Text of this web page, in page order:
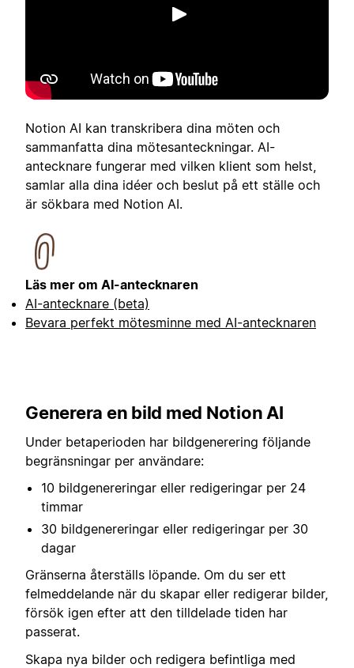
Spela upp
Notion AI kan transkribera dina möten och
sammanfatta dina mötesanteckningar. AI-
antecknare fungerar med vilken klient som helst,
samlar alla dina idéer och beslut på ett ställe och
är sökbara med Notion AI.
Läs mer om AI-antecknaren
AI-antecknare (beta)
Bevara perfekt mötesminne med AI-antecknaren
Generera en bild med Notion AI
Under betaperioden har bildgenerering följande
begränsningar per användare:
10 bildgenereringar eller redigeringar per 24
timmar
30 bildgenereringar eller redigeringar per 30
dagar
Gränserna återställs löpande. Om du ser ett
felmeddelande när du skapar eller redigerar bilder,
försök igen efter att den tilldelade tiden har
passerat.
Skapa nya bilder och redigera befintliga med